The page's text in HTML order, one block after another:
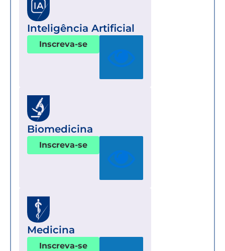
Inteligência Artificial
Inscreva-se
Biomedicina
Inscreva-se
Medicina
Inscreva-se